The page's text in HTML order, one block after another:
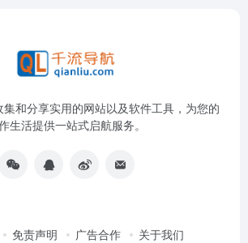
和分享实用的网站以及软件工具，为您的
生活提供一站式启航服务。
免责声明 广告合作 关于我们